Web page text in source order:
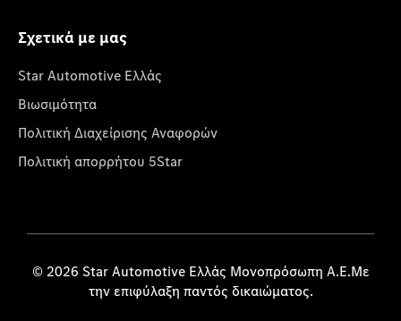
Σχετικά με μας
Star Automotive Ελλάς
Βιωσιμότητα
Πολιτική Διαχείρισης Αναφορών
Πολιτική απορρήτου 5Star
© 2026 Star Automotive Ελλάς Μονοπρόσωπη Α.Ε.Με
την επιφύλαξη παντός δικαιώματος.